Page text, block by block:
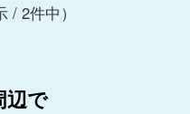
/ 2件中）
辺で